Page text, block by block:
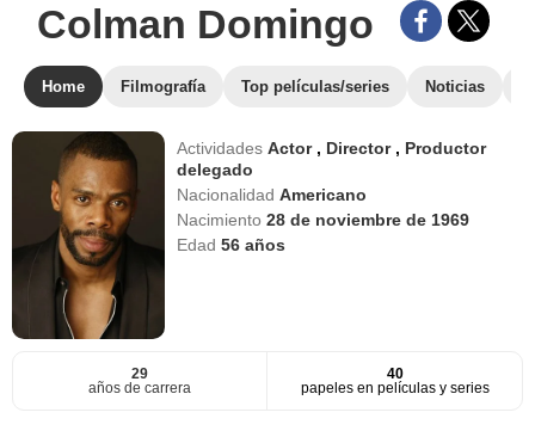
Colman Domingo
Home Filmografía Top películas/series Noticias
ActividadesActor , Director , Productor
delegado
NacionalidadAmericano
Nacimiento28 de noviembre de 1969
Edad56 años
29
años de carrera
40
papeles en películas y series